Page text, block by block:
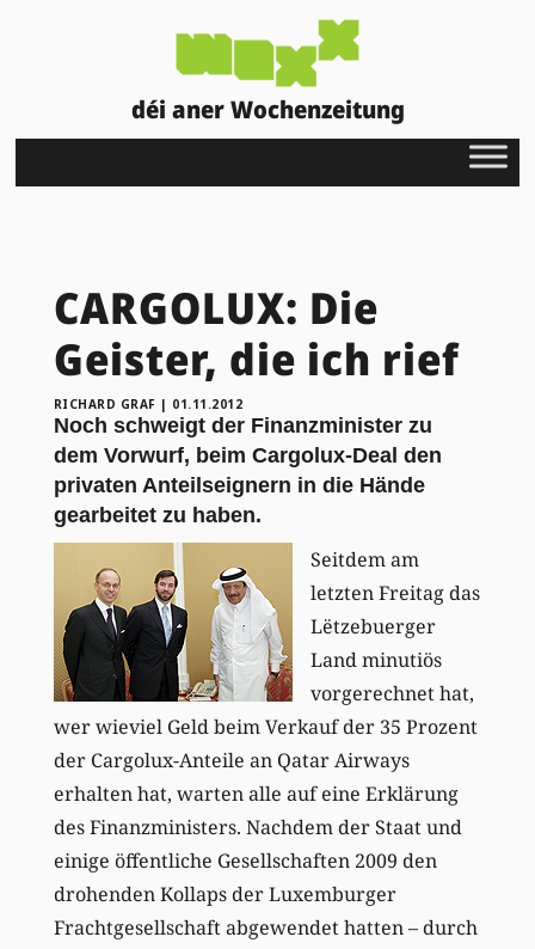
déi aner Wochenzeitung
CARGOLUX: Die
Geister, die ich rief
RICHARD GRAF | 01.11.2012
Noch schweigt der Finanzminister zu
dem Vorwurf, beim Cargolux-Deal den
privaten Anteilseignern in die Hände
gearbeitet zu haben.
Seitdem am
letzten Freitag das
Lëtzebuerger
Land minutiös
vorgerechnet hat,
wer wieviel Geld beim Verkauf der 35 Prozent
der Cargolux-Anteile an Qatar Airways
erhalten hat, warten alle auf eine Erklärung
des Finanzministers. Nachdem der Staat und
einige öffentliche Gesellschaften 2009 den
drohenden Kollaps der Luxemburger
Frachtgesellschaft abgewendet hatten – durch